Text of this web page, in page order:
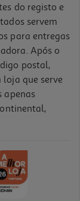
do registo e
servem
para entregas
Após o
postal,
loja que serve
apenas